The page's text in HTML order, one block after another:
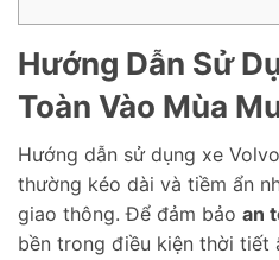
Hướng Dẫn Sử
Toàn Vào Mùa
Hướng dẫn sử dụng xe
thường kéo dài và tiềm ẩn
giao thông. Để đảm bảo an
bền trong điều kiện thời tiết